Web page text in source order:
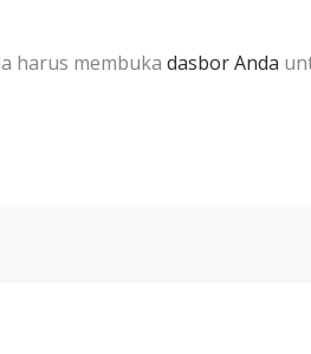
harus membuka dasbor Anda